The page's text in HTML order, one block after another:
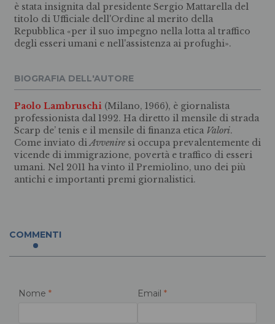
è stata insignita dal presidente Sergio Mattarella del
titolo di Ufficiale dell'Ordine al merito della
Repubblica «per il suo impegno nella lotta al traffico
degli esseri umani e nell'assistenza ai profughi».
BIOGRAFIA DELL'AUTORE
Paolo Lambruschi (Milano, 1966), è giornalista
professionista dal 1992. Ha diretto il mensile di strada
Scarp de’ tenis e il mensile di finanza etica Valori.
Come inviato diAvvenire si occupa prevalentemente di
vicende di immigrazione, povertà e traffico di esseri
umani. Nel 2011 ha vinto il Premiolino, uno dei più
antichi e importanti premi giornalistici.
COMMENTI
Nome * Email *